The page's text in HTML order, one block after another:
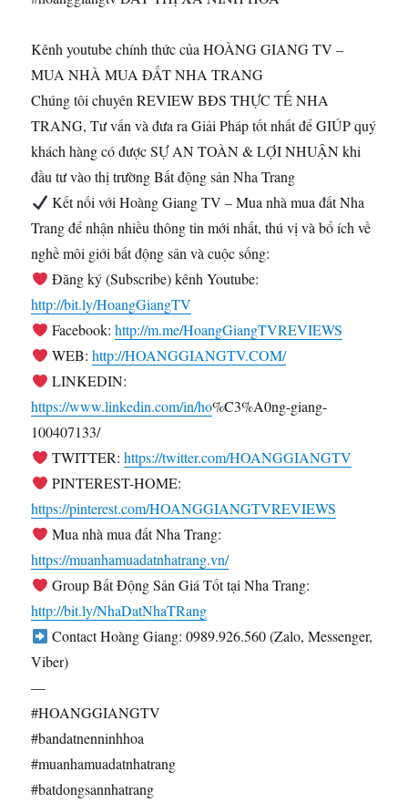
Kênh youtube chính thức của HOÀNG GIANG TV –
MUA NHÀ MUA ĐẤT NHA TRANG
Chúng tôi chuyên REVIEW BĐS THỰC TẾ NHA
TRANG, Tư vấn và đưa ra Giải Pháp tốt nhất để GIÚP quý
khách hàng có được SỰ AN TOÀN & LỢI NHUẬN khi
đầu tư vào thị trường Bất động sản Nha Trang
Kết nối với Hoàng Giang TV – Mua nhà mua đất Nha
Trang để nhận nhiều thông tin mới nhất, thú vị và bổ ích về
nghề môi giới bất động sản và cuộc sống:
Đăng ký (Subscribe) kênh Youtube:
http://bit.ly/HoangGiangTV
Facebook: http://m.me/HoangGiangTVREVIEWS
WEB: http://HOANGGIANGTV.COM/
LINKEDIN:
https://www.linkedin.com/in/ho%C3%A0ng-giang-
100407133/
TWITTER: https://twitter.com/HOANGGIANGTV
PINTEREST-HOME:
https://pinterest.com/HOANGGIANGTVREVIEWS
Mua nhà mua đất Nha Trang:
https://muanhamuadatnhatrang.vn/
Group Bất Động Sản Giá Tốt tại Nha Trang:
http://bit.ly/NhaDatNhaTRang
Contact Hoàng Giang: 0989.926.560 (Zalo, Messenger,
Viber)
—
#HOANGGIANGTV
#bandatnenninhhoa
#muanhamuadatnhatrang
#batdongsannhatrang